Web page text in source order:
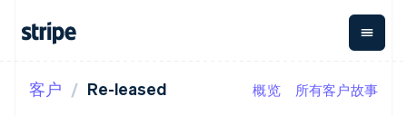
支付 营收
资金管
平台
按企业阶段
文档学习
客户 Re-leased 概览 所有客户故事